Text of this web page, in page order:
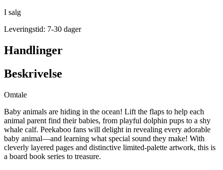
I salg
Leveringstid: 7-30 dager
Handlinger
Beskrivelse
Omtale
Baby animals are hiding in the ocean! Lift the flaps to help each
animal parent find their babies, from playful dolphin pups to a shy
whale calf. Peekaboo fans will delight in revealing every adorable
baby animal—and learning what special sound they make! With
cleverly layered pages and distinctive limited-palette artwork, this is
a board book series to treasure.